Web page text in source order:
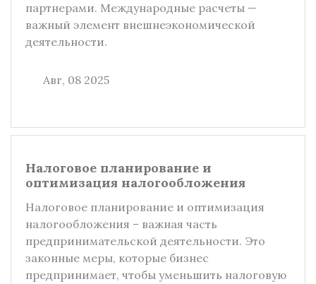
партнерами. Международные расчеты —
важный элемент внешнеэкономической
деятельности.
Авг, 08 2025
Налоговое планирование и
оптимизация налогообложения
Налоговое планирование и оптимизация
налогообложения – важная часть
предпринимательской деятельности. Это
законные меры, которые бизнес
предпринимает, чтобы уменьшить налоговую